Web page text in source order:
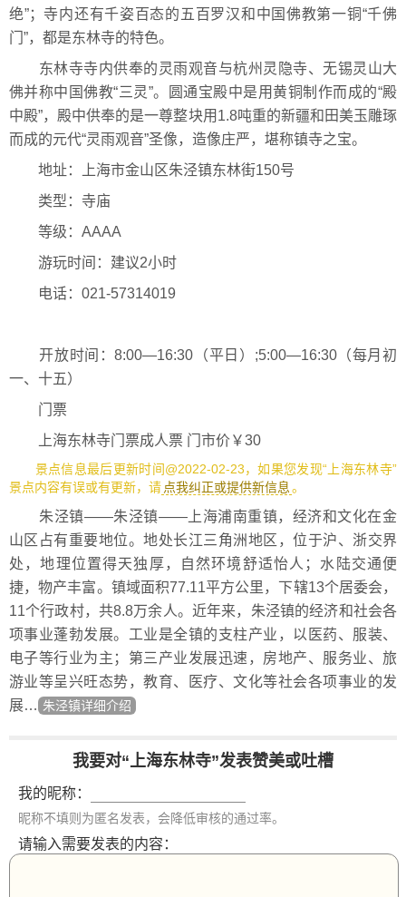
绝”；寺内还有千姿百态的五百罗汉和中国佛教第一铜“千佛
门”，都是东林寺的特色。
东林寺寺内供奉的灵雨观音与杭州灵隐寺、无锡灵山大
佛并称中国佛教“三灵”。圆通宝殿中是用黄铜制作而成的“殿
中殿”，殿中供奉的是一尊整块用1.8吨重的新疆和田美玉雕琢
而成的元代“灵雨观音”圣像，造像庄严，堪称镇寺之宝。
地址：上海市金山区朱泾镇东林街150号
类型：寺庙
等级：AAAA
游玩时间：建议2小时
电话：021-57314019
开放时间：8:00—16:30（平日）;5:00—16:30（每月初
一、十五）
门票
上海东林寺门票成人票 门市价￥30
景点信息最后更新时间@2022-02-23，如果您发现“上海东林寺”
景点内容有误或有更新，请 点我纠正或提供新信息。
朱泾镇——朱泾镇——上海浦南重镇，经济和文化在金
山区占有重要地位。地处长江三角洲地区，位于沪、浙交界
处，地理位置得天独厚，自然环境舒适怡人；水陆交通便
捷，物产丰富。镇域面积77.11平方公里，下辖13个居委会，
11个行政村，共8.8万余人。近年来，朱泾镇的经济和社会各
项事业蓬勃发展。工业是全镇的支柱产业，以医药、服装、
电子等行业为主；第三产业发展迅速，房地产、服务业、旅
游业等呈兴旺态势，教育、医疗、文化等社会各项事业的发
展… 朱泾镇详细介绍
我要对“上海东林寺”发表赞美或吐槽
我的昵称：
昵称不填则为匿名发表，会降低审核的通过率。
请输入需要发表的内容：